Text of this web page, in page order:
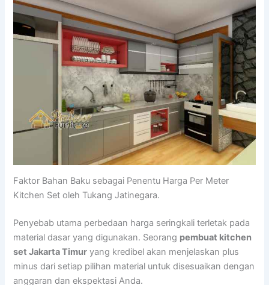
Faktor Bahan Baku sebagai Penentu Harga Per Meter
Kitchen Set oleh Tukang Jatinegara.
Penyebab utama perbedaan harga seringkali terletak pada
material dasar yang digunakan. Seorang pembuat kitchen
set Jakarta Timur yang kredibel akan menjelaskan plus
minus dari setiap pilihan material untuk disesuaikan dengan
anggaran dan ekspektasi Anda.